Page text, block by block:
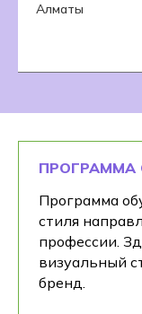
Алматы
ПРОГРАММА
Программа
стиля
профессии.
визуальный
бренд.